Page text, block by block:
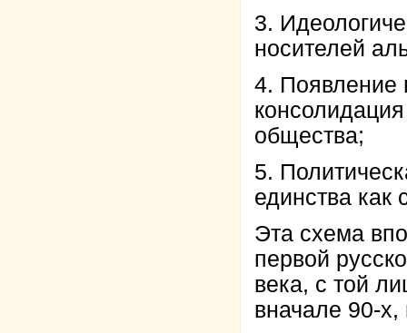
3.
носителей
4. Появление
общества;
5.
единства
Эта схема
первой
века, с той
вначале 90-